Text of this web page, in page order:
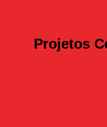
Projetos